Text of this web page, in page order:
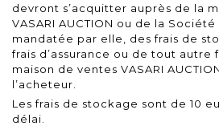
devront s’acquitter auprès de la
VASARI AUCTION ou de la
mandatée par elle, des frais de
frais d’assurance ou de tout autre
maison de ventes VASARI
l’acheteur.
Les frais de stockage sont de 10
délai.